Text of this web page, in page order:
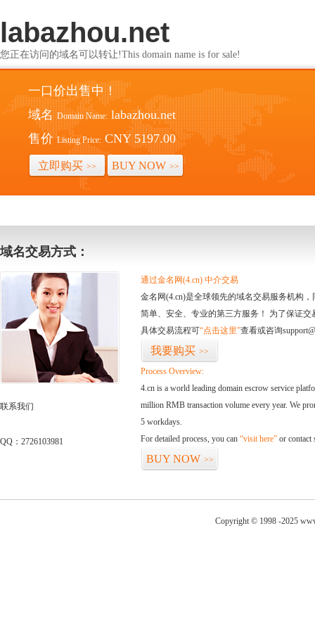
labazhou.net
您正在访问的域名可以转让!This domain name is for sale!
一口价出售中！
域名 Domain Name: labazhou.net
售价 Listing Price: CNY 5197.00
立即购买 >> BUY NOW >>
域名交易方式：
联系我们
QQ：2726103981
通过金名网(4.cn) 中介交易
金名网(4.cn)是全球领先的域名交易服务机构
简单、安全、专业的第三方服务！ 为了保证
具体交易流程可“点击这里”查看或咨询
我要购买 >>
Process Overview:
4.cn is a world leading domain escrow service
million RMB transaction volume every year. We
5 workdays.
For detailed process, you can “visit here” or contact
BUY NOW >>
Copyright © 1998 -2025